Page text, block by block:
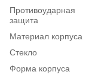
Противоударная
защита
Материал корпуса
Стекло
Форма корпуса